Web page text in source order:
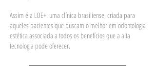
Assim é a LOE+: uma clínica brasiliense, criada para
aqueles pacientes que buscam o melhor em odontologia
estética associada a todos os benefícios que a alta
tecnologia pode oferecer.